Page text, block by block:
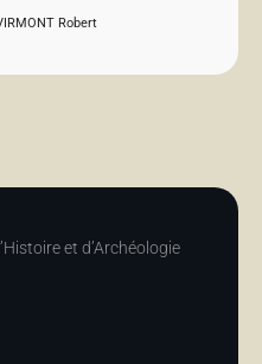
Robert
et d’Archéologie